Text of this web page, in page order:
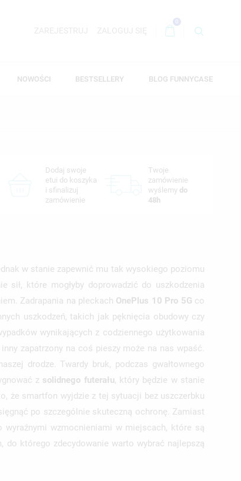
0
NOWOŚCI BESTSELLERY BLOG FUNNYCASE
Dodaj swoje
etui do koszyka
i sfinalizuj
zamówienie
Twoje
zamówienie
wyślemy do
48h
w stanie zapewnić mu tak wysokiego poziomu
sił, które mogłyby doprowadzić do uszkodzenia
Zadrapania na pleckach OnePlus 10 Pro 5G co
uszkodzeń, takich jak pęknięcia obudowy czy
wynikających z codziennego użytkowania
zapatrzony na coś pieszy może na nas wpaść.
drodze. Twardy bruk, podczas gwałtownego
z solidnego futerału, który będzie w stanie
że smartfon wyjdzie z tej sytuacji bez uszczerbku
po szczególnie skuteczną ochronę. Zamiast
wyraźnymi wzmocnieniami w miejscach, które są
do którego zdecydowanie warto wybrać najlepszą